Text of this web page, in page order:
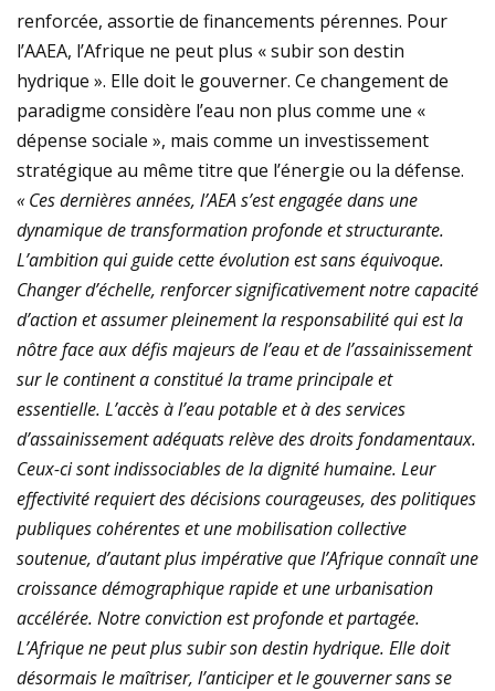
renforcée, assortie de financements pérennes. Pour
l’AAEA, l’Afrique ne peut plus « subir son destin
hydrique ». Elle doit le gouverner. Ce changement de
paradigme considère l’eau non plus comme une «
dépense sociale », mais comme un investissement
stratégique au même titre que l’énergie ou la défense.
« Ces dernières années, l’AEA s’est engagée dans une
dynamique de transformation profonde et structurante.
L’ambition qui guide cette évolution est sans équivoque.
Changer d’échelle, renforcer significativement notre capacité
d’action et assumer pleinement la responsabilité qui est la
nôtre face aux défis majeurs de l’eau et de l’assainissement
sur le continent a constitué la trame principale et
essentielle. L’accès à l’eau potable et à des services
d’assainissement adéquats relève des droits fondamentaux.
Ceux-ci sont indissociables de la dignité humaine. Leur
effectivité requiert des décisions courageuses, des politiques
publiques cohérentes et une mobilisation collective
soutenue, d’autant plus impérative que l’Afrique connaît une
croissance démographique rapide et une urbanisation
accélérée. Notre conviction est profonde et partagée.
L’Afrique ne peut plus subir son destin hydrique. Elle doit
désormais le maîtriser, l’anticiper et le gouverner sans se